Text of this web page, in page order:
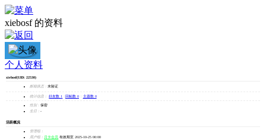
xiebosf 的资料
xiebosf
加为好友
发消息
个人资料
xiebosf(UID: 22530)
邮箱状态： 未验证
统计信息： 好友数 1 回帖数 0 主题数 0
性别： 保密
生日： -
活跃概况
管理组：
用户组： 月卡会员 有效期至 2025-10-25 00:00